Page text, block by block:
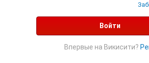
Войти
Впервые на Викисити?